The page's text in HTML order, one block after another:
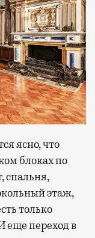
ясно, что
блоках по
спальня,
этаж,
только
еще переход в